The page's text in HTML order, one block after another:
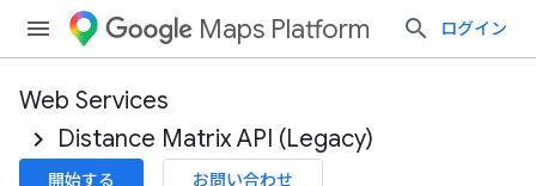
Maps Platform ログイン
Web Services
Distance Matrix API (Legacy)
開始する お問い合わせ